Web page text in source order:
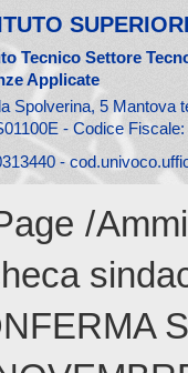
Tecnico Settore
Applicate
Spolverina, 5 Mantova
- Codice
-
/